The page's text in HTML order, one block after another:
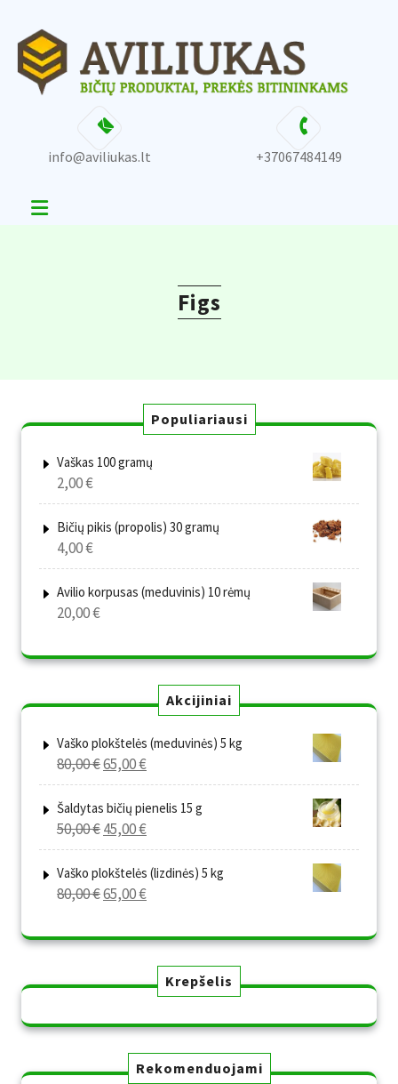
content
info@aviliukas.lt +37067484149
Figs
Populiariausi
Vaškas 100 gramų
2,00€
Bičių pikis (propolis) 30 gramų
4,00€
Avilio korpusas (meduvinis) 10 rėmų
20,00€
Akcijiniai
Vaško plokštelės (meduvinės) 5 kg
80,00€Original
price
was:
80,00 €.
65,00€Current
price
is:
65,00 €.
Šaldytas bičių pienelis 15 g
50,00€Original
price
was:
50,00 €.
45,00€Current
price
is:
45,00 €.
Vaško plokštelės (lizdinės) 5 kg
80,00€Original
was:
65,00€Current
is:
Krepšelis
Rekomenduojami